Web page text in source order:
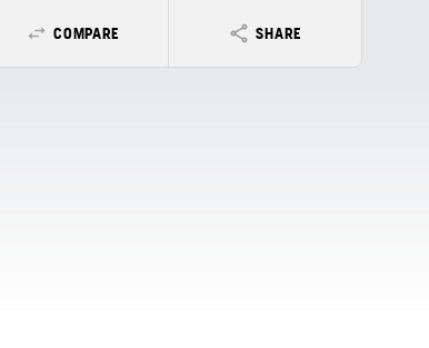
COMPARE SHARE